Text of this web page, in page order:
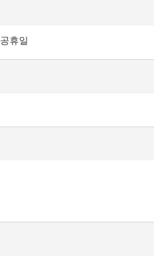
휴일